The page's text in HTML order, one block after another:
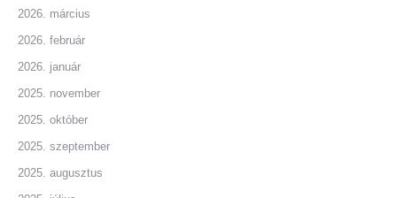
2026. március
2026. február
2026. január
2025. november
2025. október
2025. szeptember
2025. augusztus